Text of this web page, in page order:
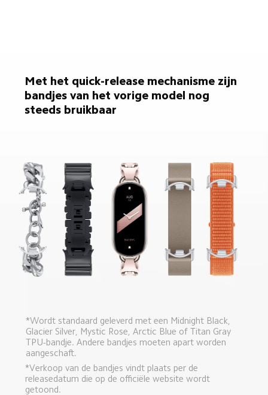
Met het quick-release mechanisme zijn
bandjes van het vorige model nog
steeds bruikbaar
*Wordt standaard geleverd met een Midnight Black,
Glacier Silver, Mystic Rose, Arctic Blue of Titan Gray
TPU-bandje. Andere bandjes moeten apart worden
aangeschaft.
*Verkoop van de bandjes vindt plaats per de
releasedatum die op de officiële website wordt
getoond.